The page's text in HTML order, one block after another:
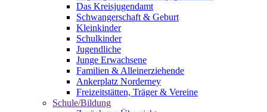
Das Kreisjugendamt
Schwangerschaft & Geburt
Kleinkinder
Schulkinder
Jugendliche
Junge Erwachsene
Familien & Alleinerziehende
Ankerplatz Norderney
Freizeitstätten, Träger & Vereine
Schule/Bildung